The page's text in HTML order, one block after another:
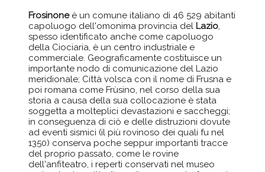
Frosinoneè un comune italiano di 46 529 abitanti
capoluogo dell'omonima provincia del Lazio,
spesso identificato anche come capoluogo
della Ciociaria, è un centro industriale e
commerciale. Geograficamente costituisce un
importante nodo di comunicazione del Lazio
meridionale; Città volsca con il nome di Frusna e
poi romana come Frùsino, nel corso della sua
storia a causa della sua collocazione è stata
soggetta a molteplici devastazioni e saccheggi;
in conseguenza di ciò e delle distruzioni dovute
ad eventi sismici (il più rovinoso dei quali fu nel
1350) conserva poche seppur importanti tracce
del proprio passato, come le rovine
dell'anfiteatro, i reperti conservati nel museo